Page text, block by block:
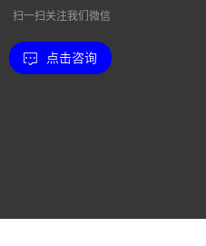
扫一扫关注我们微信
点击咨询